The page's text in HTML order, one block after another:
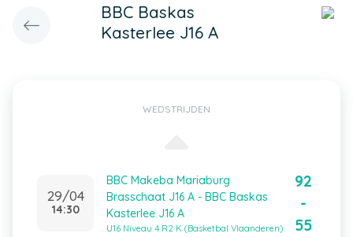
BBC Baskas
Kasterlee J16 A
WEDSTRIJDEN
29/04
14:30
BBC Makeba Mariaburg
Brasschaat J16 A - BBC Baskas
Kasterlee J16 A
U16 Niveau 4 R2 K (Basketbal Vlaanderen)
92
-
55